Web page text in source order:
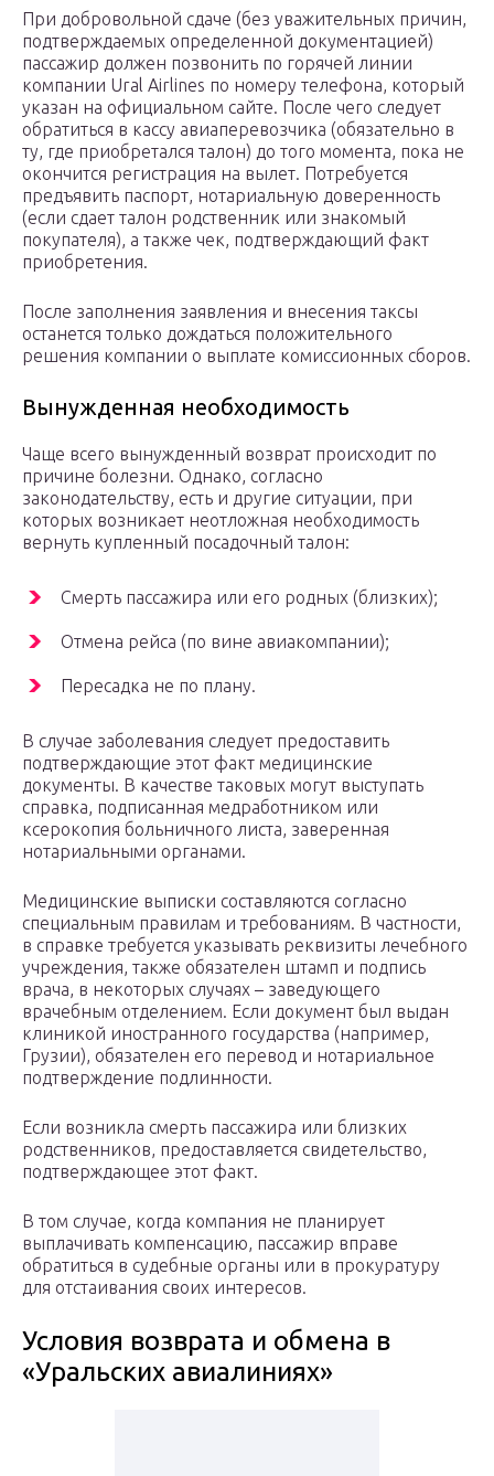
При добровольной сдаче (без уважительных причин,
подтверждаемых определенной документацией)
пассажир должен позвонить по горячей линии
компании Ural Airlines по номеру телефона, который
указан на официальном сайте. После чего следует
обратиться в кассу авиаперевозчика (обязательно в
ту, где приобретался талон) до того момента, пока не
окончится регистрация на вылет. Потребуется
предъявить паспорт, нотариальную доверенность
(если сдает талон родственник или знакомый
покупателя), а также чек, подтверждающий факт
приобретения.
После заполнения заявления и внесения таксы
останется только дождаться положительного
решения компании о выплате комиссионных сборов.
Вынужденная необходимость
Чаще всего вынужденный возврат происходит по
причине болезни. Однако, согласно
законодательству, есть и другие ситуации, при
которых возникает неотложная необходимость
вернуть купленный посадочный талон:
Смерть пассажира или его родных (близких);
Отмена рейса (по вине авиакомпании);
Пересадка не по плану.
В случае заболевания следует предоставить
подтверждающие этот факт медицинские
документы. В качестве таковых могут выступать
справка, подписанная медработником или
ксерокопия больничного листа, заверенная
нотариальными органами.
Медицинские выписки составляются согласно
специальным правилам и требованиям. В частности,
в справке требуется указывать реквизиты лечебного
учреждения, также обязателен штамп и подпись
врача, в некоторых случаях – заведующего
врачебным отделением. Если документ был выдан
клиникой иностранного государства (например,
Грузии), обязателен его перевод и нотариальное
подтверждение подлинности.
Если возникла смерть пассажира или близких
родственников, предоставляется свидетельство,
подтверждающее этот факт.
В том случае, когда компания не планирует
выплачивать компенсацию, пассажир вправе
обратиться в судебные органы или в прокуратуру
для отстаивания своих интересов.
Условия возврата и обмена в
«Уральских авиалиниях»